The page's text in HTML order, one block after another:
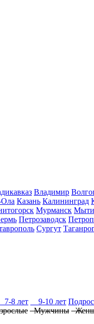
Владимир
Казань Калининград
Мурманск
Петрозаводск
Сургут
8 лет 9-10 лет
Мужчины